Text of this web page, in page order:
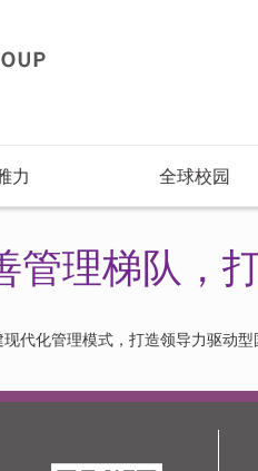
力 全球校园
管理梯队，
代化管理模式，打造领导力驱动